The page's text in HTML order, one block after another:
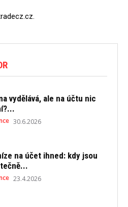
vydělává, ale na účtu nic
30.6.2026
na účet ihned: kdy jsou
23.4.2026